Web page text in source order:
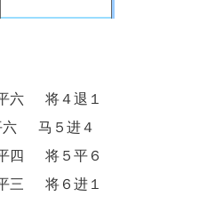
六 将４退１
六 马５进４
四 将５平６
三 将６进１